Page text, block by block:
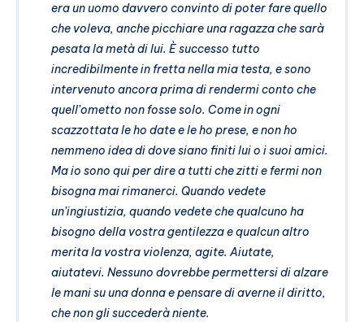
era un uomo davvero convinto di poter fare quello
che voleva, anche picchiare una ragazza che sarà
pesata la metà di lui. È successo tutto
incredibilmente in fretta nella mia testa, e sono
intervenuto ancora prima di rendermi conto che
quell’ometto non fosse solo. Come in ogni
scazzottata le ho date e le ho prese, e non ho
nemmeno idea di dove siano finiti lui o i suoi amici.
Ma io sono qui per dire a tutti che zitti e fermi non
bisogna mai rimanerci. Quando vedete
un’ingiustizia, quando vedete che qualcuno ha
bisogno della vostra gentilezza e qualcun altro
merita la vostra violenza, agite. Aiutate,
aiutatevi. Nessuno dovrebbe permettersi di alzare
le mani su una donna e pensare di averne il diritto,
che non gli succederà niente.